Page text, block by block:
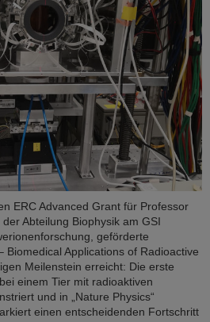
ERC Advanced Grant für Professor
Abteilung Biophysik am GSI
geförderte
Biomedical Applications of Radioactive
Meilenstein erreicht: Die erste
einem Tier mit radioaktiven
und in „Nature Physics“
einen entscheidenden Fortschritt